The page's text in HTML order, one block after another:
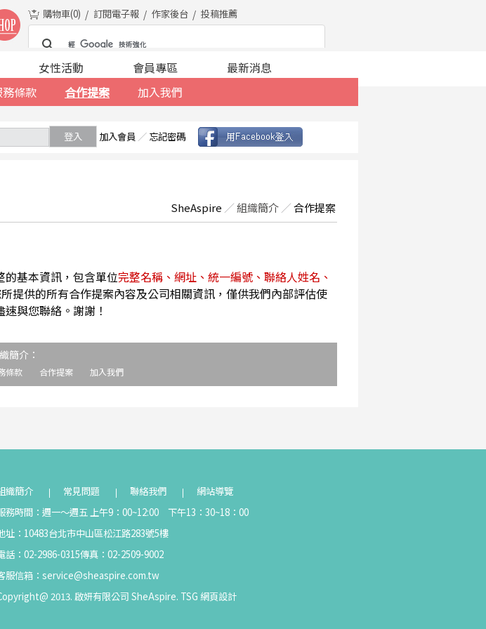
購物車(0) 訂閱電子報 作家後台 投稿推薦
務條款 合作提案 加入我們
女性活動 會員專區 最新消息
登入 加入會員 ／ 忘記密碼
SheAspire ／組織簡介 ／合作提案
基本資訊，包含單位完整名稱、網址、統一編號、聯絡人姓名、
提供的所有合作提案內容及公司相關資訊，僅供我們內部評估使
與您聯絡。謝謝！
簡介：
條款 合作提案 加入我們
織簡介 常見問題 聯絡我們
網站導覽
務時間：週一～週五 上午9：00~12:00 下午13：30~18：00
址：10483台北市中山區松江路283號5樓
話：02-2986-0315傳真：02-2509-9002
服信箱： service@sheaspire.com.tw
2013. 啟妍有限公司 SheAspire. TSG 網頁設計